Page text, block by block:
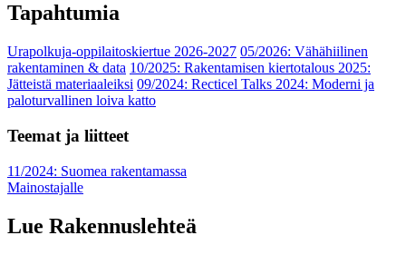
Tapahtumia
Urapolkuja-oppilaitoskiertue 2026-2027 05/2026: Vähähiilinen
rakentaminen & data 10/2025: Rakentamisen kiertotalous 2025:
Jätteistä materiaaleiksi 09/2024: Recticel Talks 2024: Moderni ja
paloturvallinen loiva katto
Teemat ja liitteet
11/2024: Suomea rakentamassa
Mainostajalle
Lue Rakennuslehteä